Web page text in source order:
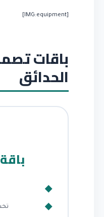
باقات
الحدائق